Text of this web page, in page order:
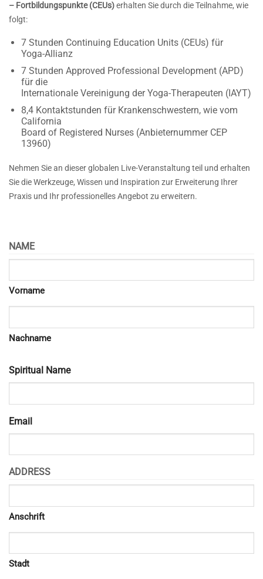
– Fortbildungspunkte (CEUs)erhalten Sie durch die Teilnahme, wie
folgt:
7 Stunden Continuing Education Units (CEUs) für
Yoga-Allianz
7 Stunden Approved Professional Development (APD)
für die
Internationale Vereinigung der Yoga-Therapeuten (IAYT)
8,4 Kontaktstunden für Krankenschwestern, wie vom
California
Board of Registered Nurses (Anbieternummer CEP
13960)
Nehmen Sie an dieser globalen Live-Veranstaltung teil und erhalten
Sie die Werkzeuge, Wissen und Inspiration zur Erweiterung Ihrer
Praxis und Ihr professionelles Angebot zu erweitern.
NAME
Vorname
Nachname
Spiritual Name
Email
ADDRESS
Anschrift
Stadt